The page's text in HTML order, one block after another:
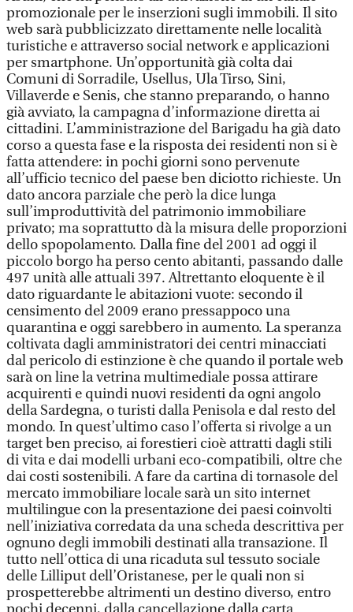
promozionale per le inserzioni sugli immobili. Il sito
web sarà pubblicizzato direttamente nelle località
turistiche e attraverso social network e applicazioni
per smartphone. Un’opportunità già colta dai
Comuni di Sorradile, Usellus, Ula Tirso, Sini,
Villaverde e Senis, che stanno preparando, o hanno
già avviato, la campagna d’informazione diretta ai
cittadini. L’amministrazione del Barigadu ha già dato
corso a questa fase e la risposta dei residenti non si è
fatta attendere: in pochi giorni sono pervenute
all’ufficio tecnico del paese ben diciotto richieste. Un
dato ancora parziale che però la dice lunga
sull’improduttività del patrimonio immobiliare
privato; ma soprattutto dà la misura delle proporzioni
dello spopolamento. Dalla fine del 2001 ad oggi il
piccolo borgo ha perso cento abitanti, passando dalle
497 unità alle attuali 397. Altrettanto eloquente è il
dato riguardante le abitazioni vuote: secondo il
censimento del 2009 erano pressappoco una
quarantina e oggi sarebbero in aumento. La speranza
coltivata dagli amministratori dei centri minacciati
dal pericolo di estinzione è che quando il portale web
sarà on line la vetrina multimediale possa attirare
acquirenti e quindi nuovi residenti da ogni angolo
della Sardegna, o turisti dalla Penisola e dal resto del
mondo. In quest’ultimo caso l’offerta si rivolge a un
target ben preciso, ai forestieri cioè attratti dagli stili
di vita e dai modelli urbani eco-compatibili, oltre che
dai costi sostenibili. A fare da cartina di tornasole del
mercato immobiliare locale sarà un sito internet
multilingue con la presentazione dei paesi coinvolti
nell’iniziativa corredata da una scheda descrittiva per
ognuno degli immobili destinati alla transazione. Il
tutto nell’ottica di una ricaduta sul tessuto sociale
delle Lilliput dell’Oristanese, per le quali non si
prospetterebbe altrimenti un destino diverso, entro